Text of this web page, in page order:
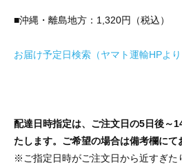
■沖縄・離島地方：1,320円（税込）
お届け予定日検索（ヤマト運輸HPより
配達日時指定は、ご注文日の5日後～
たします。ご希望の場合は備考欄にて
※ご指定日時がご注文日から近すぎた